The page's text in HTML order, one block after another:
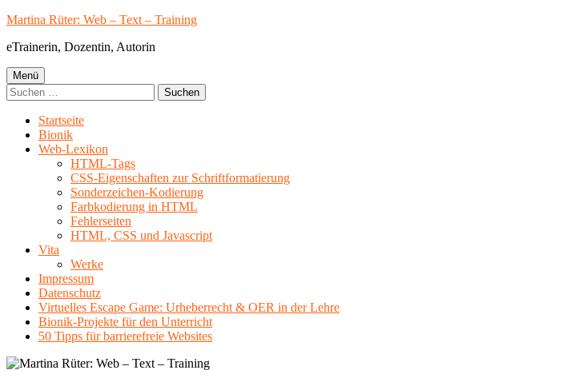
Springe
Inhalt
Martina Rüter: Web – Text – Training
eTrainerin, Dozentin, Autorin
Primäres
Menü
Menü
Suchen
nach:
Startseite
Bionik
Web-Lexikon
HTML-Tags
CSS-Eigenschaften zur Schriftformatierung
Sonderzeichen-Kodierung
Farbkodierung in HTML
Fehlerseiten
HTML, CSS und Javascript
Vita
Werke
Impressum
Datenschutz
Virtuelles Escape Game: Urheberrecht & OER in der Lehre
Bionik-Projekte für den Unterricht
50 Tipps für barrierefreie Websites